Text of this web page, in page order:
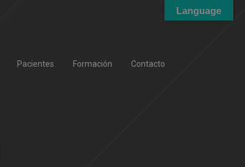
Pacientes Formación Contacto
Language